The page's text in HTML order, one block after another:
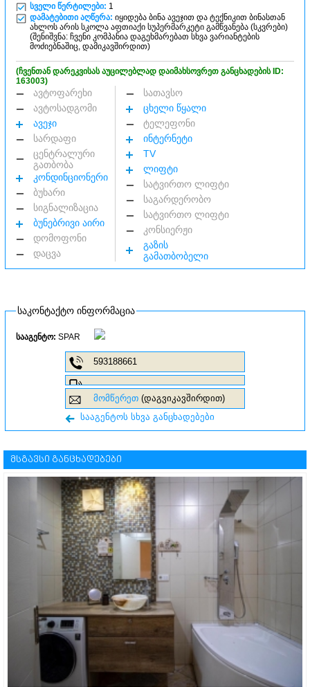
სველი წერტილები: 1
დამატებითი აღწერა: იყიდება ბინა ავეჯით და ტექნიკით ბინასთან
ახლოს არის სკოლა აფთიაქი სუპერმარკეტი გამწვანება (სკვრები)
(შენიშვნა: ჩვენი კომპანია დაგეხმარებათ სხვა ვარიანტების
მოძიებნაშიც, დამიკავშირდით)
(ჩვენთან დარეკვისას აუცილებლად დაიმახსოვრეთ განცხადების ID:
163003)
ავტოფარეხი
ავტოსადგომი
ავეჯი
სარდაფი
ცენტრალური
გათბობა
კონდინციონერი
ბუხარი
სიგნალიზაცია
ბუნებრივი აირი
დომოფონი
დაცვა
სათავსო
ცხელი წყალი
ტელეფონი
ინტერნეტი
TV
ლიფტი
სატვირთო ლიფტი
საგარდერობო
სატვირთო ლიფტი
კონსიერჟი
გაზის
გამათბობელი
საკონტაქტო ინფორმაცია
სააგენტო: SPAR
593188661
მომწერეთ (დაგვიკავშირდით)
სააგენტოს სხვა განცხადებები
მსგავსი განცხადებები